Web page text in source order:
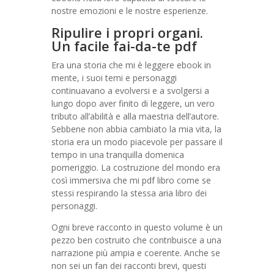
nostre emozioni e le nostre esperienze.
Ripulire i propri organi.
Un facile fai-da-te pdf
Era una storia che mi è leggere ebook in
mente, i suoi temi e personaggi
continuavano a evolversi e a svolgersi a
lungo dopo aver finito di leggere, un vero
tributo all’abilità e alla maestria dell’autore.
Sebbene non abbia cambiato la mia vita, la
storia era un modo piacevole per passare il
tempo in una tranquilla domenica
pomeriggio. La costruzione del mondo era
così immersiva che mi pdf libro come se
stessi respirando la stessa aria libro dei
personaggi.
Ogni breve racconto in questo volume è un
pezzo ben costruito che contribuisce a una
narrazione più ampia e coerente. Anche se
non sei un fan dei racconti brevi, questi